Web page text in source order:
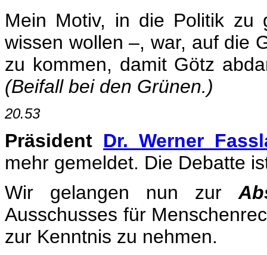
Mein Motiv, in die Politik zu
wissen wollen –, war, auf die
zu kommen, damit Götz
(Beifall bei den Grünen.)
20.53
Präsident Dr. Werner
mehr gemeldet. Die Debatte
Wir gelangen nun zur
Ausschusses für
zur Kenntnis zu nehmen.